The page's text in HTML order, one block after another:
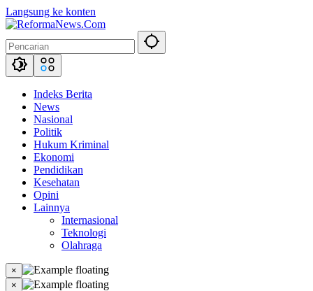
Langsung ke konten
Indeks Berita
News
Nasional
Politik
Hukum Kriminal
Ekonomi
Pendidikan
Kesehatan
Opini
Lainnya
Internasional
Teknologi
Olahraga
×
×